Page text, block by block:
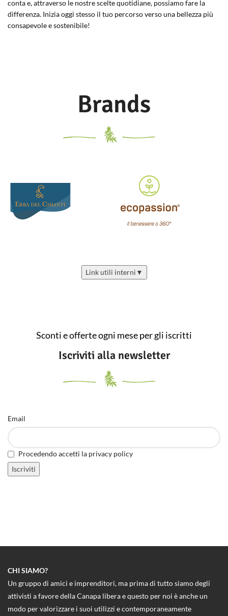
conta e, attraverso le nostre scelte quotidiane, possiamo fare la
differenza. Inizia oggi stesso il tuo percorso verso una bellezza più
consapevole e sostenibile!
Brands
Link utili interni ▼
Sconti e offerte ogni mese per gli iscritti
Iscriviti alla newsletter
Email
Procedendo accetti la privacy policy
CHI SIAMO?
Un gruppo di amici e imprenditori, ma prima di tutto siamo degli
attivisti a favore della Canapa libera e questo per noi è anche un
modo per valorizzare i suoi utilizzi e contemporaneamente